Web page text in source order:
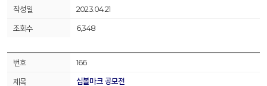
2023.04.21
6,348
166
심볼마크 공모전